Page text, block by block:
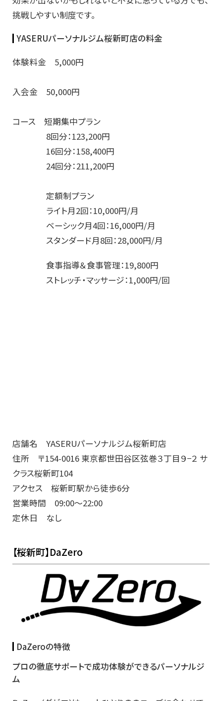
挑戦しやすい制度です。
YASERUパーソナルジム桜新町店の料金
体験料金 5,000円
入会金 50,000円
コース 短期集中プラン
8回分：123,200円
16回分：158,400円
24回分：211,200円
定額制プラン
ライト月2回：10,000円/月
ベーシック月4回：16,000円/月
スタンダード月8回：28,000円/月
食事指導＆食事管理：19,800円
ストレッチ・マッサージ：1,000円/回
店舗名 YASERUパーソナルジム桜新町店
住所 〒154-0016 東京都世田谷区弦巻３丁目９−２ サ
クラス桜新町104
アクセス 桜新町駅から徒歩6分
営業時間 09:00～22:00
定休日 なし
【桜新町】DaZero
DaZeroの特徴
プロの徹底サポートで成功体験ができるパーソナルジ
ム